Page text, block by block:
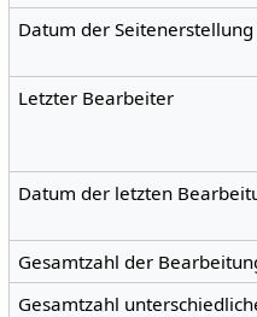
Datum der Seitenerstellung
Letzter Bearbeiter
Datum der letzten
Gesamtzahl der
Gesamtzahl